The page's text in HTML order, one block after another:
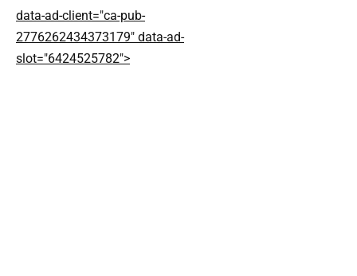
data-ad-client="ca-pub-
2776262434373179" data-ad-
slot="6424525782">